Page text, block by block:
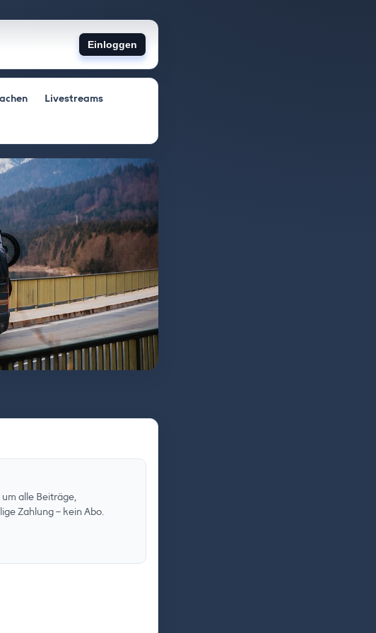
Einloggen
Livestreams
alle Beiträge,
Zahlung – kein Abo.